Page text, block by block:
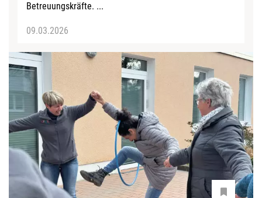
Betreuungskräfte. ...
09.03.2026